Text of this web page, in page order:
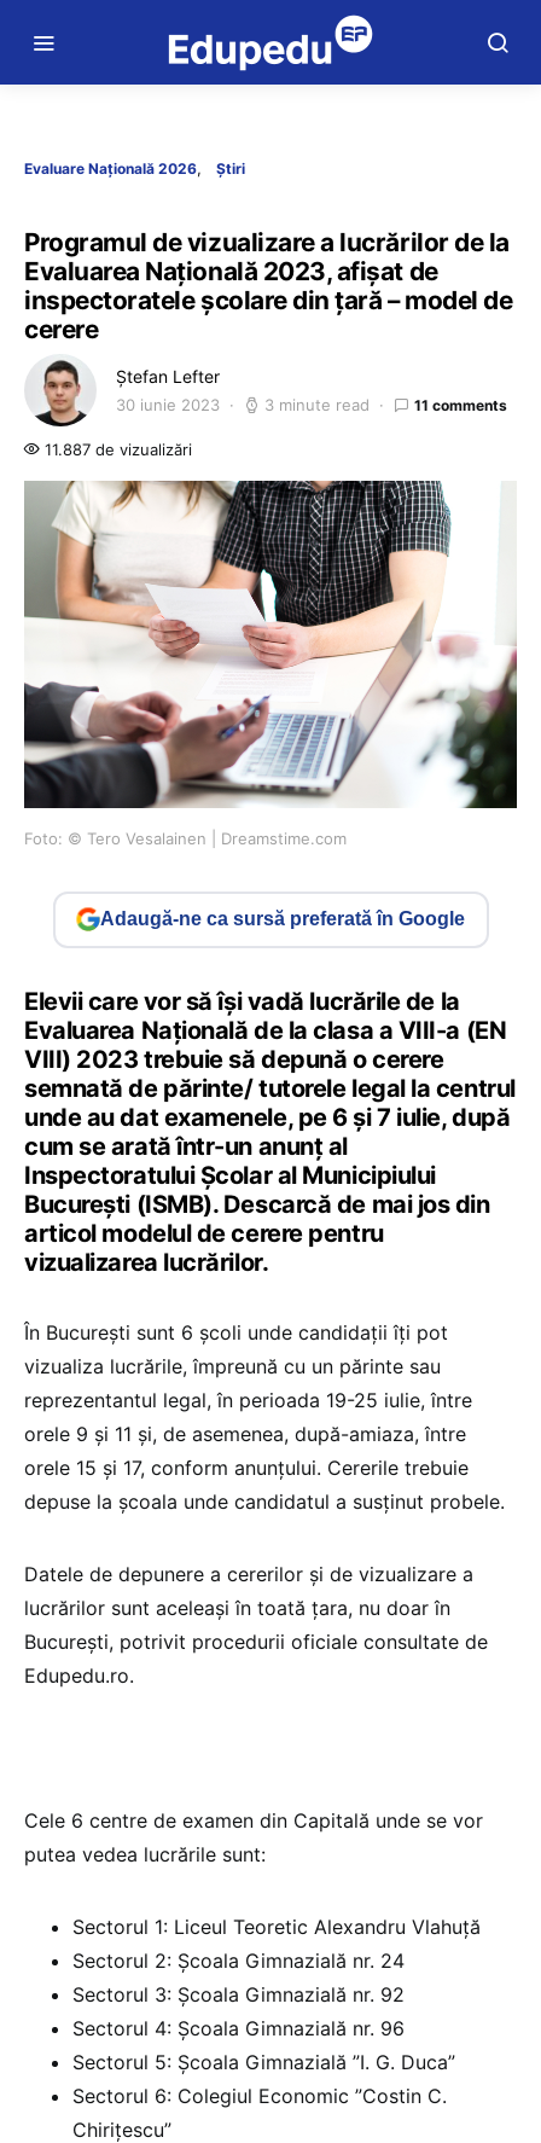
Evaluare Națională 2026 Știri
Programul de vizualizare a lucrărilor de la
Evaluarea Națională 2023, afișat de
inspectoratele școlare din țară – model de
cerere
Ștefan Lefter
30 iunie 2023 3 minute read 11 comments
11.887 de vizualizări
Foto: © Tero Vesalainen | Dreamstime.com
Adaugă-ne ca sursă preferată în Google
Elevii care vor să își vadă lucrările de la
Evaluarea Națională de la clasa a VIII-a (EN
VIII) 2023 trebuie să depună o cerere
semnată de părinte/ tutorele legal la centrul
unde au dat examenele, pe 6 și 7 iulie, după
cum se arată într-un anunț al
Inspectoratului Școlar al Municipiului
București (ISMB). Descarcă de mai jos din
articol modelul de cerere pentru
vizualizarea lucrărilor.
În București sunt 6 școli unde candidații îți pot
vizualiza lucrările, împreună cu un părinte sau
reprezentantul legal, în perioada 19-25 iulie, între
orele 9 și 11 și, de asemenea, după-amiaza, între
orele 15 și 17, conform anunțului. Cererile trebuie
depuse la școala unde candidatul a susținut probele.
Datele de depunere a cererilor și de vizualizare a
lucrărilor sunt aceleași în toată țara, nu doar în
București, potrivit procedurii oficiale consultate de
Edupedu.ro.
Cele 6 centre de examen din Capitală unde se vor
putea vedea lucrările sunt:
Sectorul 1: Liceul Teoretic Alexandru Vlahuță
Sectorul 2: Școala Gimnazială nr. 24
Sectorul 3: Școala Gimnazială nr. 92
Sectorul 4: Școala Gimnazială nr. 96
Sectorul 5: Școala Gimnazială ”I. G. Duca”
Sectorul 6: Colegiul Economic ”Costin C.
Chirițescu”